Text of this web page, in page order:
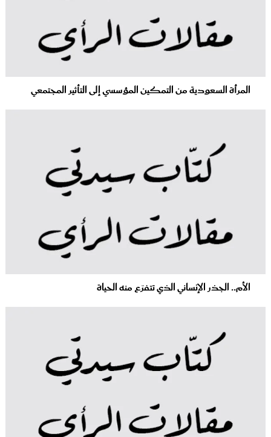
المرأة السعودية من التمكين المؤسسي إلى التأثير المجتمعي
الأم.. الجذر الإنساني الذي تتفرّع منه الحياة